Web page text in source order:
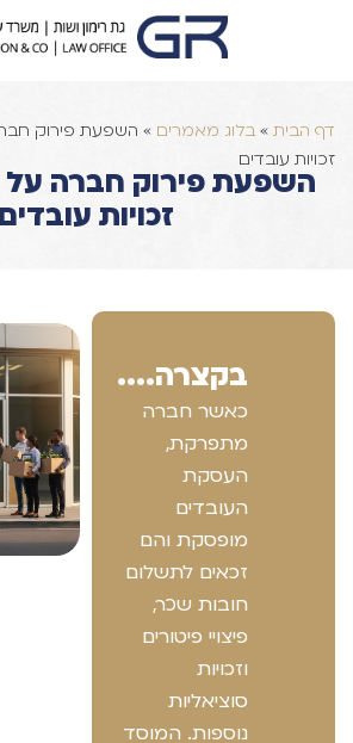
דף הבית »בלוג מאמרים » השפעת פירוק
זכויות עובדים
השפעת פירוק חברה על
זכויות עובדים
בקצרה....
כאשר חברה
מתפרקת,
העסקת
העובדים
מופסקת והם
זכאים לתשלום
חובות שכר,
פיצויי פיטורים
וזכויות
סוציאליות
נוספות. המוסד